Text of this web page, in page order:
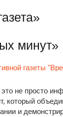
минут»
газеты
не просто
который
и